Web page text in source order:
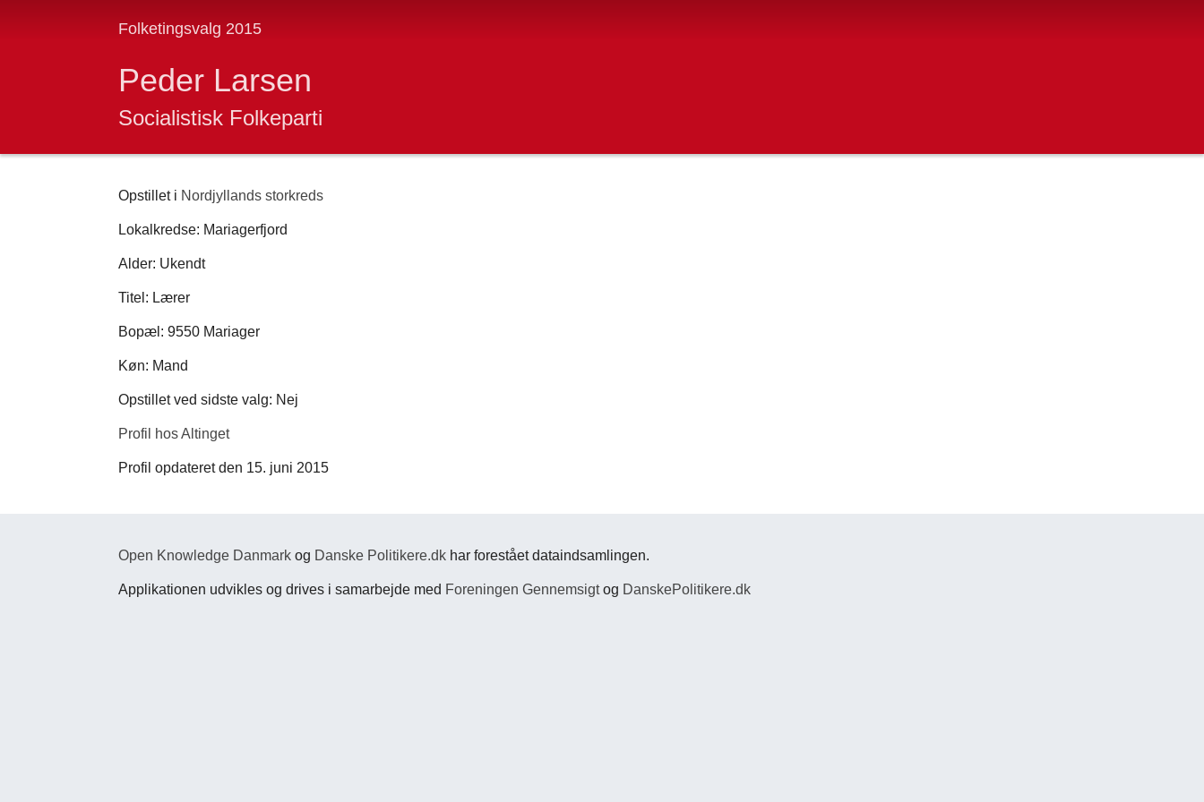
Folketingsvalg 2015
Peder Larsen
Socialistisk Folkeparti
Opstillet i Nordjyllands storkreds
Lokalkredse: Mariagerfjord
Alder: Ukendt
Titel: Lærer
Bopæl: 9550 Mariager
Køn: Mand
Opstillet ved sidste valg: Nej
Profil hos Altinget
Profil opdateret den 15. juni 2015
Open Knowledge Danmark og Danske Politikere.dk har forestået dataindsamlingen.
Applikationen udvikles og drives i samarbejde med Foreningen Gennemsigtog DanskePolitikere.dk